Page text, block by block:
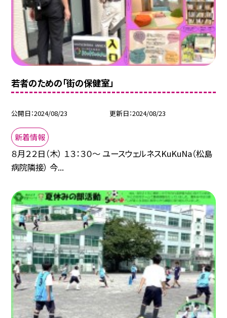
若者のための「街の保健室」
公開日 2024/08/23 更新日 2024/08/23
新着情報
８月２２日（木） １３：３０～ ユースウェルネスKuKuNa（松島
病院隣接） 今...